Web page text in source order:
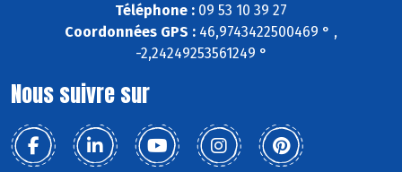
Téléphone : 09 53 10 39 27
Coordonnées GPS : 46,9743422500469 ° ,
-2,24249253561249 °
Nous suivre sur